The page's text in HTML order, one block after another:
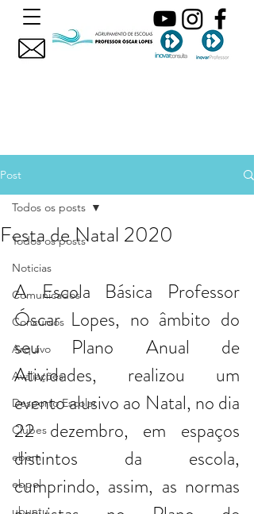
Post
Todos os posts
Noticias
Comunicados
Concursos
Arquivo
Avaliações
Desporto Escolar
Clubes
ebem
ebpol
ubuntu
Todos os posts
Festa de Natal 2020
A Escola Básica Professor
Óscar Lopes, no âmbito do
seu Plano Anual de
Atividades, realizou um
evento alusivo ao Natal, no dia
22 dezembro, em espaços
distintos da escola,
cumprindo, assim, as normas